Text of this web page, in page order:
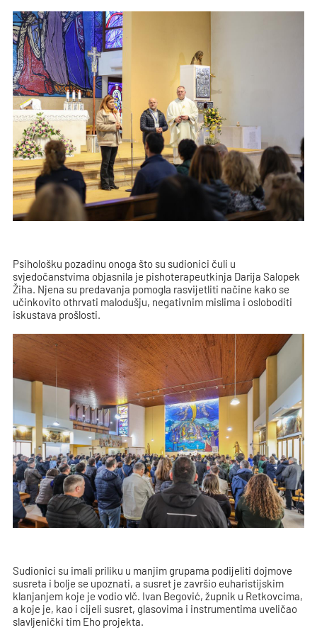
Psihološku pozadinu onoga što su sudionici čuli u
svjedočanstvima objasnila je pishoterapeutkinja Darija Salopek
Žiha. Njena su predavanja pomogla rasvijetliti načine kako se
učinkovito othrvati malodušju, negativnim mislima i osloboditi
iskustava prošlosti.
Sudionici su imali priliku u manjim grupama podijeliti dojmove
susreta i bolje se upoznati, a susret je završio euharistijskim
klanjanjem koje je vodio vlč. Ivan Begović, župnik u Retkovcima,
a koje je, kao i cijeli susret, glasovima i instrumentima uveličao
slavljenički tim Eho projekta.